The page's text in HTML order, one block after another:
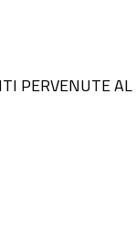
PERVENUTE